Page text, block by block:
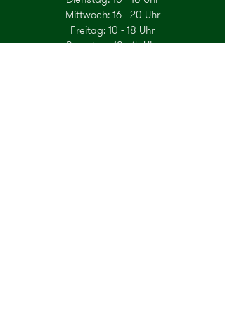
Mittwoch: 16 - 20 Uhr
Freitag: 10 - 18 Uhr
Samstag: 10 - 14 Uhr